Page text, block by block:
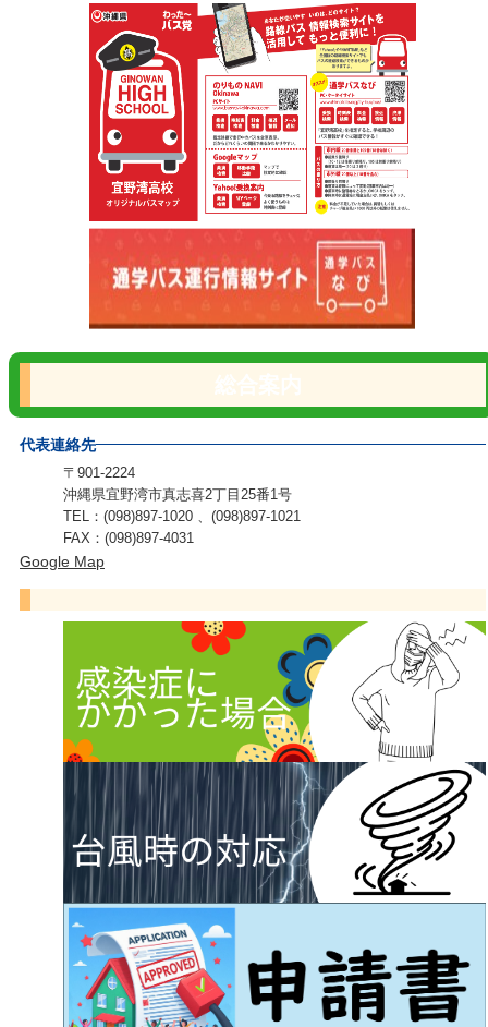
代表連絡先
〒901-2224
沖縄県宜野湾市真志喜2丁目25番1号
TEL：(098)897-1020 、(098)897-1021
FAX：(098)897-4031
Google Map